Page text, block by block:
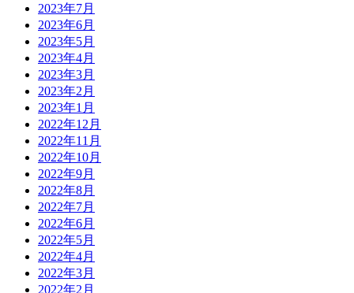
2023年7月
2023年6月
2023年5月
2023年4月
2023年3月
2023年2月
2023年1月
2022年12月
2022年11月
2022年10月
2022年9月
2022年8月
2022年7月
2022年6月
2022年5月
2022年4月
2022年3月
2022年2月